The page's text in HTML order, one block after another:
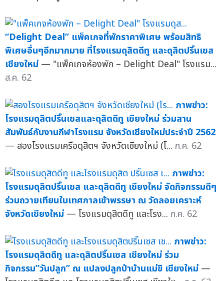
“Delight Deal” แพ็คเกจที่พักราคาพิเศษ พร้อมสิทธิ
พิเศษอื่นๆอีกมากมาย ที่โรงแรมดุสิตดีทู และดุสิตปริ๊นเซส
เชียงใหม่ — "แพ็คเกจห้องพัก – Delight Deal" โรงแรม...
ส.ค. 62
ภาพข่าว:
โรงแรมดุสิตปริ๊นเซสและดุสิตดีทู เชียงใหม่ ร่วมสาน
สัมพันธ์กับงานกีฬาโรงแรม จังหวัดเชียงใหม่ประจำปี 2562
— สองโรงแรมเครือดุสิตฯ จังหวัดเชียงใหม่ (โ... ก.ค. 62
ภาพข่าว:
โรงแรมดุสิตปริ๊นเซส และดุสิตดีทู เชียงใหม่ จัดกิจกรรมดีๆ
ร่วมถวายเทียนในเทศกาลเข้าพรรษา ณ วัดลอยเคราะห์
จังหวัดเชียงใหม่ — โรงแรมดุสิตดีทู และโรง... ก.ค. 62
ภาพข่าว:
โรงแรมดุสิตดีทู และดุสิตปริ๊นเซส เชียงใหม่ ร่วม
กิจกรรม”วันปลูก” ณ แปลงปลูกป่าบ้านแม่ขิ เชียงใหม่ —